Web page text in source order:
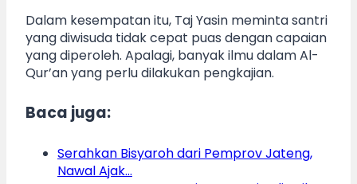
Dalam kesempatan itu, Taj Yasin meminta santri
yang diwisuda tidak cepat puas dengan capaian
yang diperoleh. Apalagi, banyak ilmu dalam Al-
Qur’an yang perlu dilakukan pengkajian.
Baca juga:
Serahkan Bisyaroh dari Pemprov Jateng,
Nawal Ajak…